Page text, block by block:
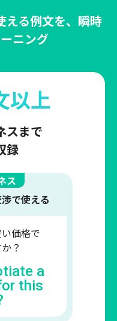
える例文を、瞬時
ニング
以上
スまで
録
向け
シデントの
力が必要
クを
a